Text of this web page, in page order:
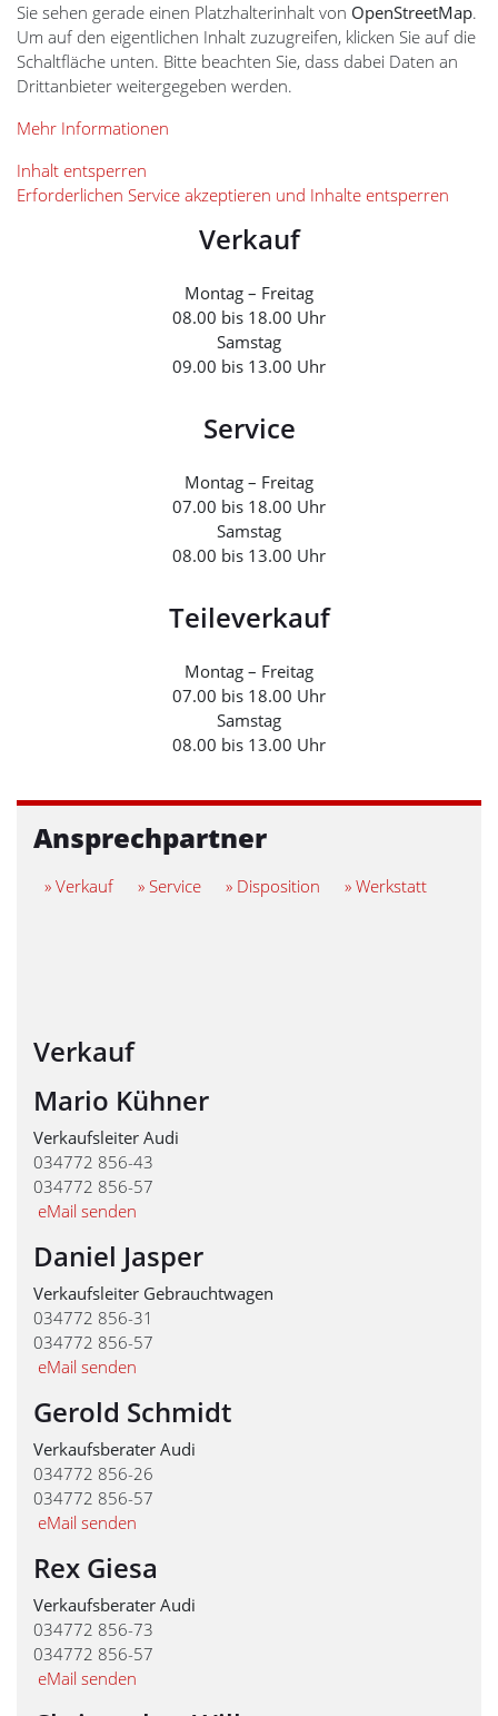
Sie sehen gerade einen Platzhalterinhalt von OpenStreetMap.
Um auf den eigentlichen Inhalt zuzugreifen, klicken Sie auf die
Schaltfläche unten. Bitte beachten Sie, dass dabei Daten an
Drittanbieter weitergegeben werden.
Mehr Informationen
Inhalt entsperren
Erforderlichen Service akzeptieren und Inhalte entsperren
Verkauf
Montag – Freitag
08.00 bis 18.00 Uhr
Samstag
09.00 bis 13.00 Uhr
Service
Montag – Freitag
07.00 bis 18.00 Uhr
Samstag
08.00 bis 13.00 Uhr
Teileverkauf
Montag – Freitag
07.00 bis 18.00 Uhr
Samstag
08.00 bis 13.00 Uhr
Ansprechpartner
» Verkauf » Service » Disposition » Werkstatt
Verkauf
Mario Kühner
Verkaufsleiter Audi
034772 856-43
034772 856-57
eMail senden
Daniel Jasper
Verkaufsleiter Gebrauchtwagen
034772 856-31
034772 856-57
eMail senden
Gerold Schmidt
Verkaufsberater Audi
034772 856-26
034772 856-57
eMail senden
Rex Giesa
Verkaufsberater Audi
034772 856-73
034772 856-57
eMail senden